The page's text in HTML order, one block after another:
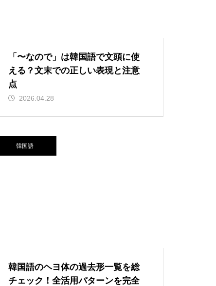
「〜なので」は韓国語で文頭に使
える？文末での正しい表現と注意
点
2026.04.28
韓国語
韓国語のヘヨ体の過去形一覧を総
チェック！全活用パターンを完全